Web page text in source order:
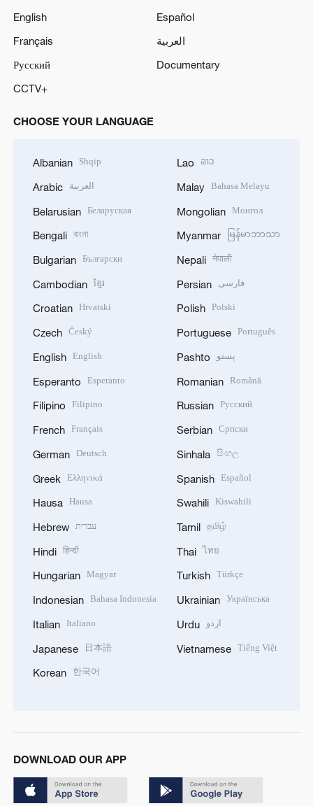
English
Español
Français
العربية
Русский
Documentary
CCTV+
CHOOSE YOUR LANGUAGE
Albanian Shqip
Arabic العربية
Belarusian Беларуская
Bengali বাংলা
Bulgarian Български
Cambodian ខ្មែរ
Croatian Hrvatski
Czech Český
English English
Esperanto Esperanto
Filipino Filipino
French Français
German Deutsch
Greek Ελληνικά
Hausa Hausa
Hebrew עברית
Hindi हिन्दी
Hungarian Magyar
Indonesian Bahasa Indonesia
Italian Italiano
Japanese 日本語
Korean 한국어
Lao ລາວ
Malay Bahasa Melayu
Mongolian Монгол
Myanmar မြန်မာဘာသာ
Nepali नेपाली
Persian فارسی
Polish Polski
Portuguese Português
Pashto پښتو
Romanian Română
Russian Русский
Serbian Српски
Sinhala සිංහල
Spanish Español
Swahili Kiswahili
Tamil தமிழ்
Thai ไทย
Turkish Türkçe
Ukrainian Українська
Urdu اردو
Vietnamese Tiếng Việt
DOWNLOAD OUR APP